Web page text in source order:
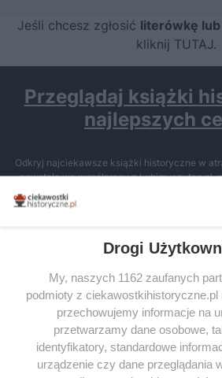
Jeśli chcesz zgłosić literówkę
kliknij TUTAJ.
Przeglądaj książki
najlepszych
Odkryj najciekawsze książki historyczne w
powstała we współpracy z Lubimyczytac.pl,
tytułów najwyżej ocenianych
SERWIS
SPOŁECZNOŚĆ
WSPÓŁPRACA
Drogi
My, naszych 1162 zaufanych
podmioty z
przechowujemy informacje na
przetwarzamy dane osobowe,
identyfikatory, standardowe
urządzenie czy dane przeglądania